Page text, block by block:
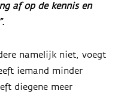
af op de kennis en
namelijk niet, voegt
iemand minder
diegene meer